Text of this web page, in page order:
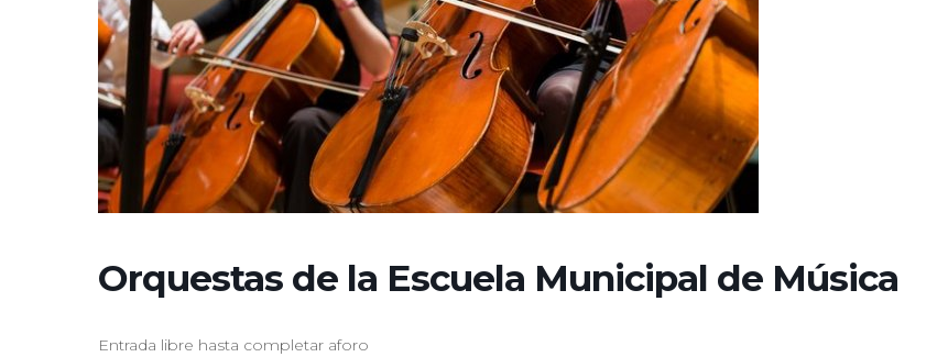
Orquestas de la Escuela Municipal de Música
Entrada libre hasta completar aforo